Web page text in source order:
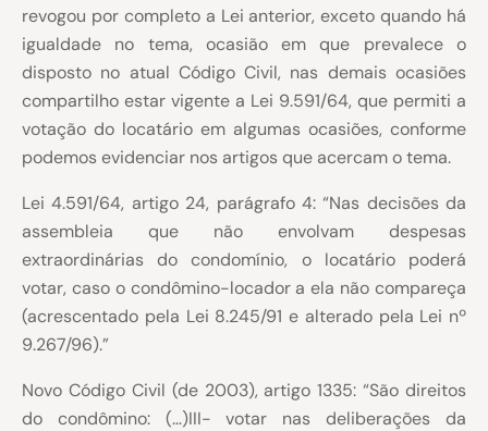
revogou por completo a Lei anterior, exceto quando há
igualdade no tema, ocasião em que prevalece o
disposto no atual Código Civil, nas demais ocasiões
compartilho estar vigente a Lei 9.591/64, que permiti a
votação do locatário em algumas ocasiões, conforme
podemos evidenciar nos artigos que acercam o tema.
Lei 4.591/64, artigo 24, parágrafo 4: “Nas decisões da
assembleia que não envolvam despesas
extraordinárias do condomínio, o locatário poderá
votar, caso o condômino-locador a ela não compareça
(acrescentado pela Lei 8.245/91 e alterado pela Lei nº
9.267/96).”
Novo Código Civil (de 2003), artigo 1335: “São direitos
do condômino: (…)III- votar nas deliberações da